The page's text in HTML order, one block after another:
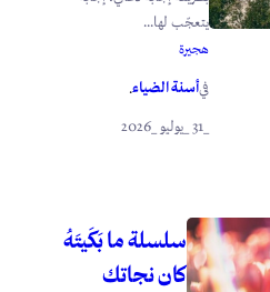
يتعجّب لها...
هجيرة
فيأسنة الضياء.
سلسلة ما بَكَيتَهُ
كان نجاتك